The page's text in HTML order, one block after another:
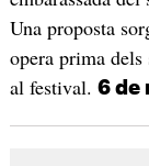
Una proposta
opera prima dels
al festival. 6 de